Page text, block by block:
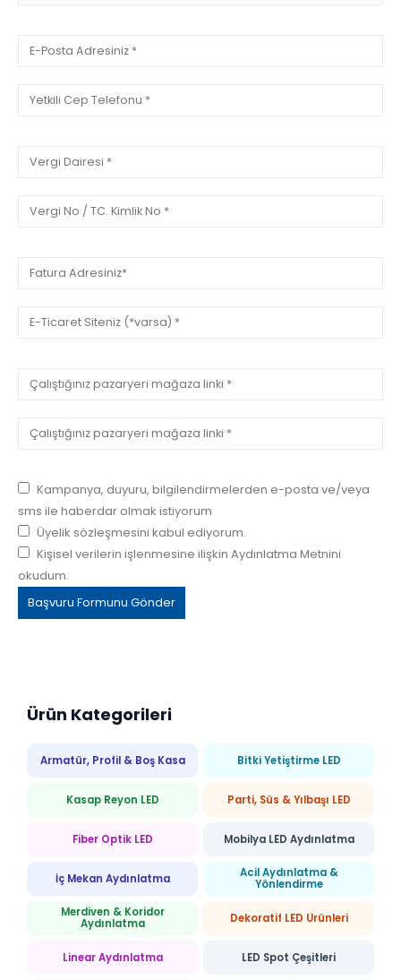
Kampanya, duyuru, bilgilendirmelerden e-posta ve/veya
sms ile haberdar olmak istiyorum
Üyelik sözleşmesini kabul ediyorum.
Kişisel verilerin işlenmesine ilişkin Aydınlatma Metnini
okudum.
Ürün Kategorileri
Armatür, Profil & Boş Kasa Bitki Yetiştirme LED
Kasap Reyon LED Parti, Süs & Yılbaşı LED
Fiber Optik LED Mobilya LED Aydınlatma
İç Mekan Aydınlatma
Acil Aydınlatma &
Yönlendirme
Merdiven & Koridor
Aydınlatma
Dekoratif LED Ürünleri
Linear Aydınlatma LED Spot Çeşitleri